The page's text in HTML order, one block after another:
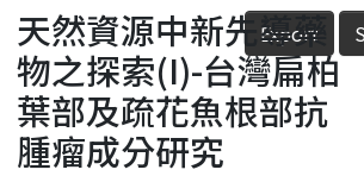
Fundings & Projects
Researchers
Organizations
Export
天然資源中新先導藥
物之探索(I)-台灣扁柏
葉部及疏花魚根部抗
腫瘤成分研究